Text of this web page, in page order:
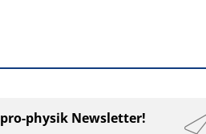
pro-physik Newsletter!